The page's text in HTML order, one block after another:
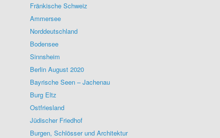
Fränkische Schweiz
Ammersee
Norddeutschland
Bodensee
Sinnsheim
Berlin August 2020
Bayrische Seen – Jachenau
Burg Eltz
Ostfriesland
Jüdischer Friedhof
Burgen, Schlösser und Architektur